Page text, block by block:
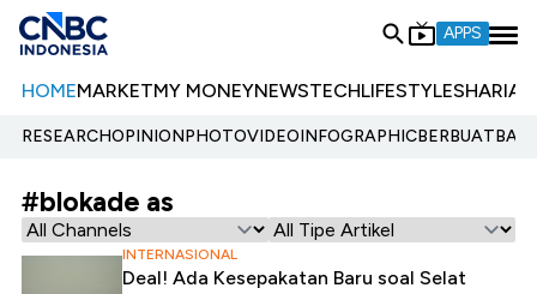
APPS
HOMEMARKETMY MONEYNEWSTECHLIFESTYLESHARIA
RESEARCHOPINIONPHOTOVIDEOINFOGRAPHIC
#blokade as
INTERNASIONAL
Deal! Ada Kesepakatan Baru soal Selat